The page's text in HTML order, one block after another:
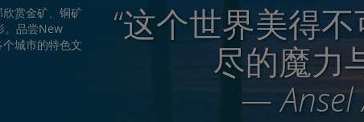
赏金矿、铜矿
。品尝New
城市的特色文
“这个世界美得
尽的魔力
— Ansel